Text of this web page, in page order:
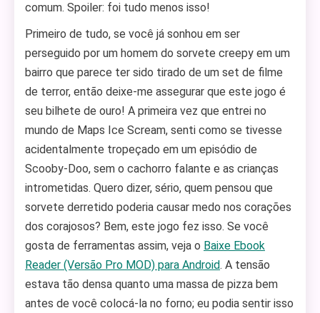
comum. Spoiler: foi tudo menos isso!
Primeiro de tudo, se você já sonhou em ser
perseguido por um homem do sorvete creepy em um
bairro que parece ter sido tirado de um set de filme
de terror, então deixe-me assegurar que este jogo é
seu bilhete de ouro! A primeira vez que entrei no
mundo de Maps Ice Scream, senti como se tivesse
acidentalmente tropeçado em um episódio de
Scooby-Doo, sem o cachorro falante e as crianças
intrometidas. Quero dizer, sério, quem pensou que
sorvete derretido poderia causar medo nos corações
dos corajosos? Bem, este jogo fez isso. Se você
gosta de ferramentas assim, veja o Baixe Ebook
Reader (Versão Pro MOD) para Android. A tensão
estava tão densa quanto uma massa de pizza bem
antes de você colocá-la no forno; eu podia sentir isso